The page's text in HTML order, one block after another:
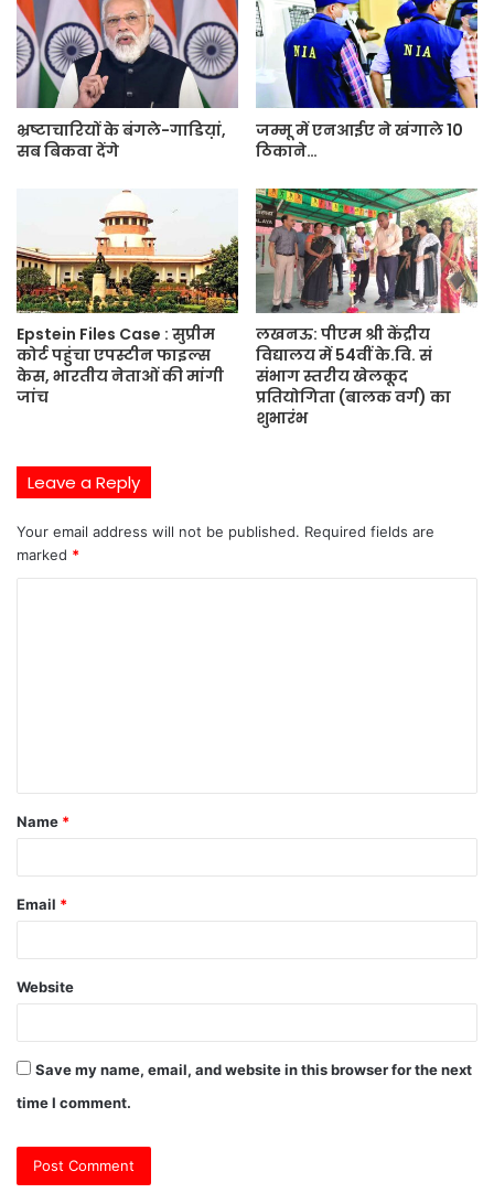
t
e
भ्रष्टाचारियों के बंगले-गाडिय़ां,
सब बिकवा देंगे
जम्मू में एनआईए ने खंगाले 10
ठिकाने…
Epstein Files Case : सुप्रीम
कोर्ट पहुंचा एपस्टीन फाइल्स
केस, भारतीय नेताओं की मांगी
जांच
लखनऊ: पीएम श्री केंद्रीय
विद्यालय में 54वीं के.वि. सं
संभाग स्तरीय खेलकूद
प्रतियोगिता (बालक वर्ग) का
शुभारंभ
Leave a Reply
Your email address will not be published. Required fields are
marked *
t
*
Name *
Email *
Website
Save my name, email, and website in this browser for the next
time I comment.